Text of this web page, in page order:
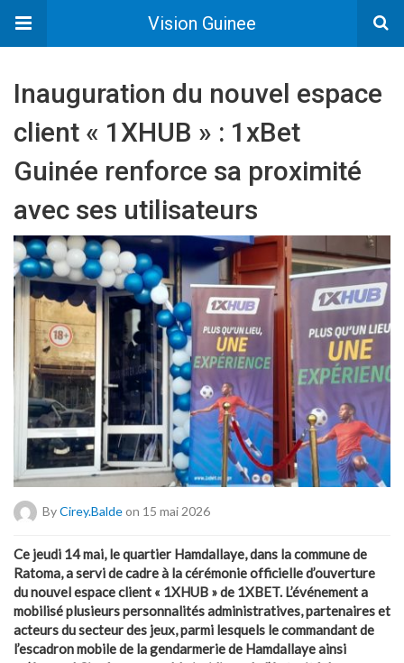
Vision Guinee
Inauguration du nouvel espace
client « 1XHUB » : 1xBet
Guinée renforce sa proximité
avec ses utilisateurs
ByCirey.baldeon 15 mai 2026
Ce jeudi 14 mai, le quartier Hamdallaye, dans la commune de
Ratoma, a servi de cadre à la cérémonie officielle d’ouverture
du nouvel espace client « 1XHUB » de 1XBET. L’événement a
mobilisé plusieurs personnalités administratives, partenaires et
acteurs du secteur des jeux, parmi lesquels le commandant de
l’escadron mobile de la gendarmerie de Hamdallaye ainsi